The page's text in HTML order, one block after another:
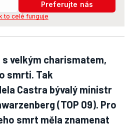
Preferujte nás
to celé funguje
velkým charismatem,
smrti. Tak
Castra bývalý ministr
(TOP 09). Pro
smrt měla znamenat